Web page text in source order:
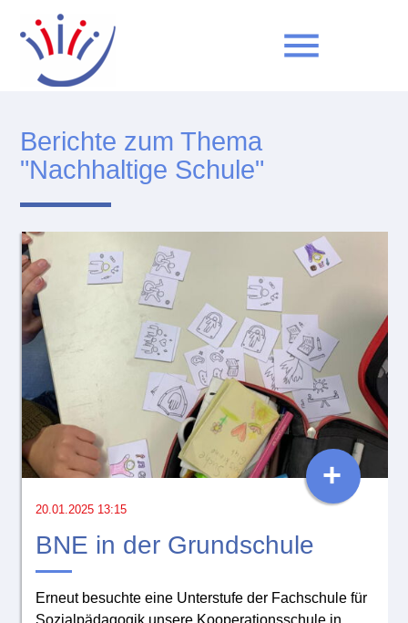
menu
Suchbegriffe
Berichte zum Thema
"Nachhaltige Schule"
20.01.2025 13:15
BNE in der Grundschule
Erneut besuchte eine Unterstufe der Fachschule für
Sozialpädagogik unsere Kooperationsschule in
+